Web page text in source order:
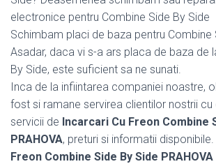
electronice pentru Combine Side By Side
Schimbam placi de baza pentru Combine
Asadar, daca vi s-a ars placa de baza de
By Side, este suficient sa ne sunati.
Inca de la infiintarea companiei noastre,
fost si ramane servirea clientilor nostrii cu
servicii de Incarcari Cu Freon Combine
PRAHOVA, preturi si informatii disponibile.
Freon Combine Side By Side PRAHOVA